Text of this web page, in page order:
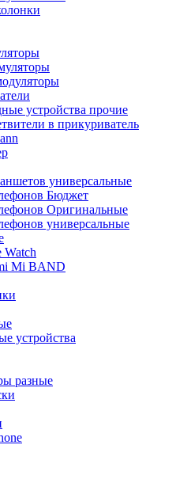
устройства прочие
в прикуриватель
универсальные
Бюджет
Оригинальные
универсальные
Watch
Mi BAND
устройства
разные